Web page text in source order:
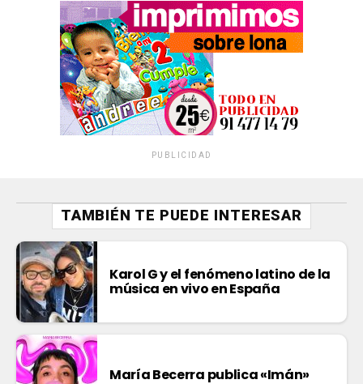
PUBLICIDAD
TAMBIÉN TE PUEDE INTERESAR
Karol G y el fenómeno latino de la
música en vivo en España
María Becerra publica «Imán»